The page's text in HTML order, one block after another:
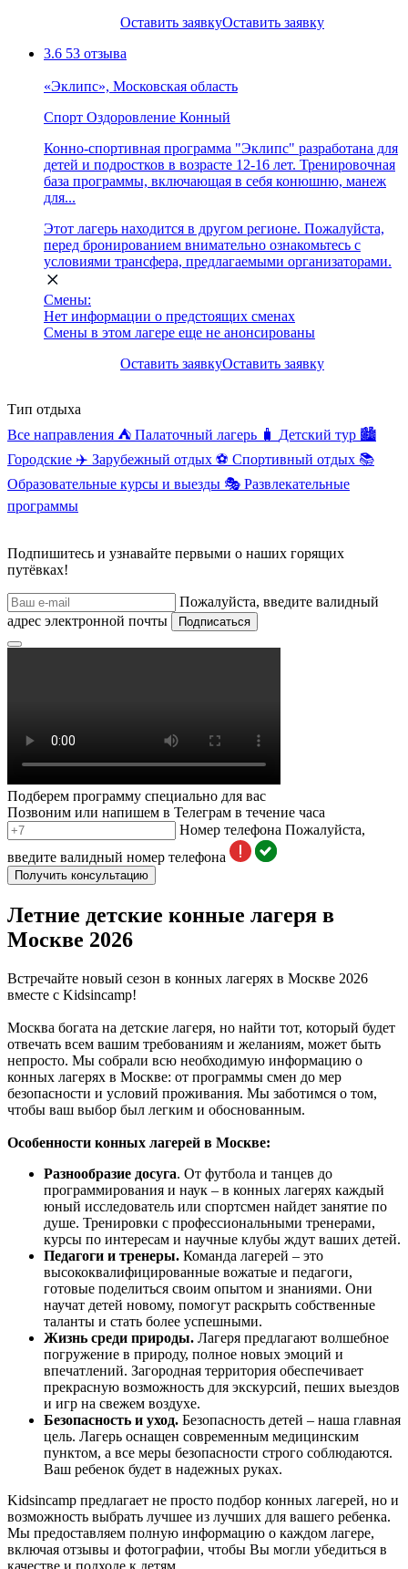
Оставить заявкуОставить заявку
3.6 53 отзыва
«Эклипс», Московская область
Спорт Оздоровление Конный
Конно-спортивная программа "Эклипс" разработана для
детей и подростков в возрасте 12-16 лет. Тренировочная
база программы, включающая в себя конюшню, манеж
для...
Этот лагерь находится в другом регионе. Пожалуйста,
перед бронированием внимательно ознакомьтесь с
условиями трансфера, предлагаемыми организаторами.
Смены:
Нет информации о предстоящих сменах
Смены в этом лагере еще не анонсированы
Оставить заявкуОставить заявку
Тип отдыха
Все направления ⛺ Палаточный лагерь 🧳 Детский тур 🏙️
Городские ✈️ Зарубежный отдых ⚽ Спортивный отдых 📚
Образовательные курсы и выезды 🎭 Развлекательные
программы
Подпишитесь и узнавайте первыми о наших горящих
путёвках!
Пожалуйста, введите валидный
адрес электронной почты
Подписаться
Подберем программу специально для вас
Позвоним или напишем в Телеграм в течение часа
Номер телефона Пожалуйста,
введите валидный номер телефона
Получить консультацию
Летние детские конные лагеря в
Москве 2026
Встречайте новый сезон в конных лагерях в Москве 2026
вместе с Kidsincamp!
Москва богата на детские лагеря, но найти тот, который будет
отвечать всем вашим требованиям и желаниям, может быть
непросто. Мы собрали всю необходимую информацию о
конных лагерях в Москве: от программы смен до мер
безопасности и условий проживания. Мы заботимся о том,
чтобы ваш выбор был легким и обоснованным.
Особенности конных лагерей в Москве:
Разнообразие досуга. От футбола и танцев до
программирования и наук – в конных лагерях каждый
юный исследователь или спортсмен найдет занятие по
душе. Тренировки с профессиональными тренерами,
курсы по интересам и научные клубы ждут ваших детей.
Педагоги и тренеры. Команда лагерей – это
высококвалифицированные вожатые и педагоги,
готовые поделиться своим опытом и знаниями. Они
научат детей новому, помогут раскрыть собственные
таланты и стать более успешными.
Жизнь среди природы. Лагеря предлагают волшебное
погружение в природу, полное новых эмоций и
впечатлений. Загородная территория обеспечивает
прекрасную возможность для экскурсий, пеших выездов
и игр на свежем воздухе.
Безопасность и уход. Безопасность детей – наша главная
цель. Лагерь оснащен современным медицинским
пунктом, а все меры безопасности строго соблюдаются.
Ваш ребенок будет в надежных руках.
Kidsincamp предлагает не просто подбор конных лагерей, но и
возможность выбрать лучшее из лучших для вашего ребенка.
Мы предоставляем полную информацию о каждом лагере,
включая отзывы и фотографии, чтобы Вы могли убедиться в
качестве и подходе к детям.